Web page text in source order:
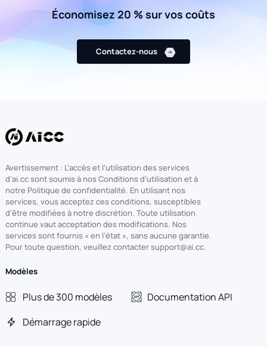
Économisez 20 % sur vos coûts
Contactez-nous
Avertissement : L’accès et l’utilisation des services
d’ai.cc sont soumis à nos Conditions d’utilisation et à
notre Politique de confidentialité. En utilisant nos
services, vous acceptez ces conditions, susceptibles
d’être modifiées à notre discrétion. Toute utilisation
continue vaut acceptation des modifications. Nos
services sont fournis « en l’état », sans aucune garantie.
Pour toute question, veuillez contacter support@ai.cc.
Modèles
Plus de 300 modèles
Documentation API
Démarrage rapide